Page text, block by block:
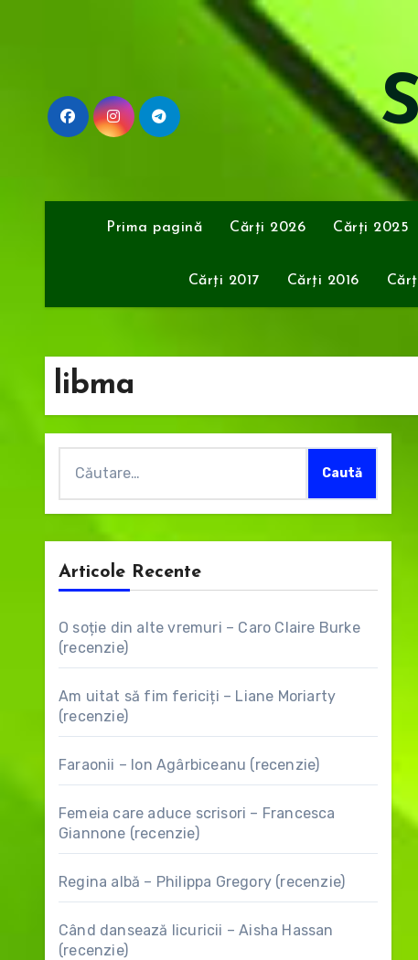
Prima pagină Cărți 2026 Cărți 2025
Cărți 2017 Cărți 2016
libma
după:
Articole Recente
O soție din alte vremuri – Caro Claire Burke
(recenzie)
Am uitat să fim fericiți – Liane Moriarty
(recenzie)
Faraonii – Ion Agârbiceanu (recenzie)
Femeia care aduce scrisori – Francesca
Giannone (recenzie)
Regina albă – Philippa Gregory (recenzie)
Când dansează licuricii – Aisha Hassan
(recenzie)